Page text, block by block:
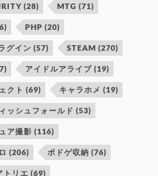
(28) MTG (71)
PHP (20)
グイン (57) STEAM (270)
アイドルアライブ (19)
クト (69) キャラホメ (19)
ッシュフォールド (53)
ア撮影 (116)
(206) ボドゲ収納 (76)
トリエ (69)